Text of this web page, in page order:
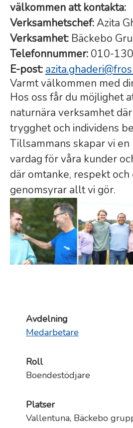
välkommen att kontakta:
Verksamhetschef:Azita
Verksamhet: Bäckebo
Telefonnummer: 010-
E-post:
Varmt välkommen med
Hos oss får du möjlighet
naturnära verksamhet
trygghet och individens
Tillsammans skapar vi
vardag för våra kunder
där omtanke, respekt och
genomsyrar allt vi gör.
Avdelning
Medarbetare
Roll
Boendestödjare
Platser
Vallentuna, Bäckebo